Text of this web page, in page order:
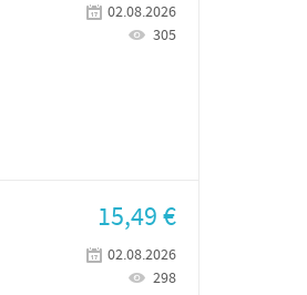
02.08.2026
305
15,49€
02.08.2026
298